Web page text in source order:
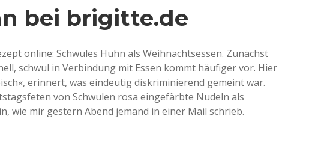
bei brigitte.de
online: Schwules Huhn als Weihnachtsessen. Zunächst
schwul in Verbindung mit Essen kommt häufiger vor. Hier
erinnert, was eindeutig diskriminierend gemeint war.
von Schwulen rosa eingefärbte Nudeln als
wie mir gestern Abend jemand in einer Mail schrieb.